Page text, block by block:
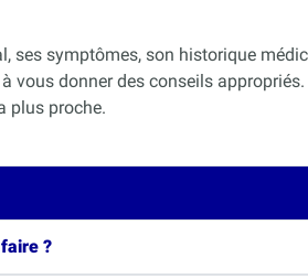
ses symptômes, son historique
donner des conseils
plus proche.
?